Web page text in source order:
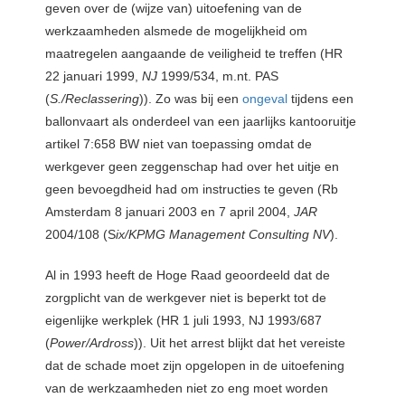
geven over de (wijze van) uitoefening van de
werkzaamheden alsmede de mogelijkheid om
maatregelen aangaande de veiligheid te treffen (HR
22 januari 1999, NJ 1999/534, m.nt. PAS
(S./Reclassering)). Zo was bij een ongeval tijdens een
ballonvaart als onderdeel van een jaarlijks kantooruitje
artikel 7:658 BW niet van toepassing omdat de
werkgever geen zeggenschap had over het uitje en
geen bevoegdheid had om instructies te geven (Rb
Amsterdam 8 januari 2003 en 7 april 2004, JAR
2004/108 (Six/KPMG Management Consulting NV).
Al in 1993 heeft de Hoge Raad geoordeeld dat de
zorgplicht van de werkgever niet is beperkt tot de
eigenlijke werkplek (HR 1 juli 1993, NJ 1993/687
(Power/Ardross)). Uit het arrest blijkt dat het vereiste
dat de schade moet zijn opgelopen in de uitoefening
van de werkzaamheden niet zo eng moet worden